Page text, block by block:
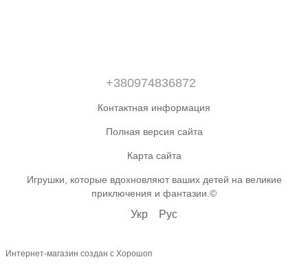
+380974836872
Контактная информация
Полная версия сайта
Карта сайта
Игрушки, которые вдохновляют ваших детей на великие
приключения и фантазии.©
Укр Рус
Интернет-магазин создан с Хорошоп